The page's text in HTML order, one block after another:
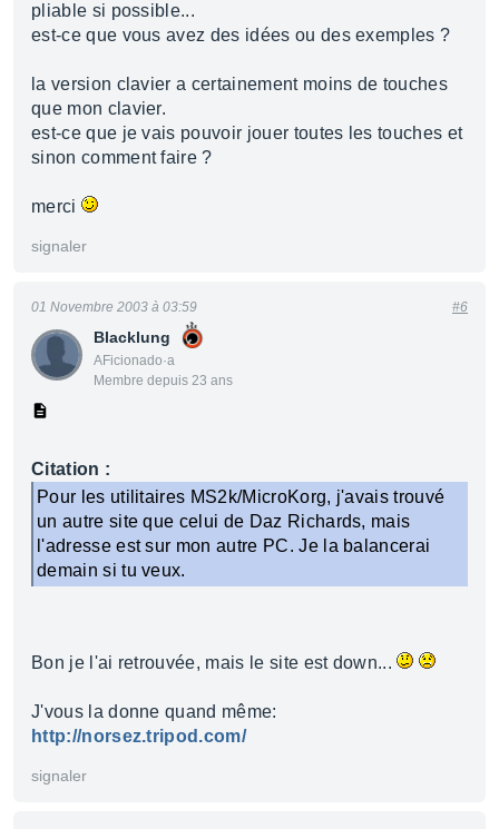
pliable si possible...
est-ce que vous avez des idées ou des exemples ?
la version clavier a certainement moins de touches
que mon clavier.
est-ce que je vais pouvoir jouer toutes les touches et
sinon comment faire ?
merci
signaler
Blacklung
AFicionado·a
Membre depuis 23 ans
01 Novembre 2003 à 03:59 #6
Citation :
Pour les utilitaires MS2k/MicroKorg, j'avais trouvé
un autre site que celui de Daz Richards, mais
l'adresse est sur mon autre PC. Je la balancerai
demain si tu veux.
Bon je l'ai retrouvée, mais le site est down...
J'vous la donne quand même:
http://norsez.tripod.com/
signaler